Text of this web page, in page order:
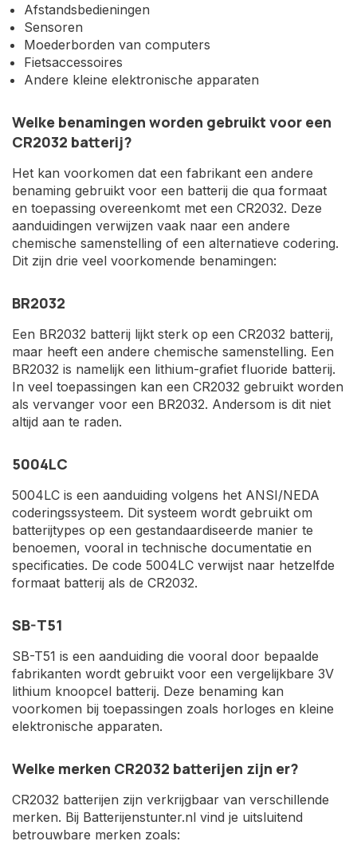
Afstandsbedieningen
Sensoren
Moederborden van computers
Fietsaccessoires
Andere kleine elektronische apparaten
Welke benamingen worden gebruikt voor een
CR2032 batterij?
Het kan voorkomen dat een fabrikant een andere
benaming gebruikt voor een batterij die qua formaat
en toepassing overeenkomt met een CR2032. Deze
aanduidingen verwijzen vaak naar een andere
chemische samenstelling of een alternatieve codering.
Dit zijn drie veel voorkomende benamingen:
BR2032
Een BR2032 batterij lijkt sterk op een CR2032 batterij,
maar heeft een andere chemische samenstelling. Een
BR2032 is namelijk een lithium-grafiet fluoride batterij.
In veel toepassingen kan een CR2032 gebruikt worden
als vervanger voor een BR2032. Andersom is dit niet
altijd aan te raden.
5004LC
5004LC is een aanduiding volgens het ANSI/NEDA
coderingssysteem. Dit systeem wordt gebruikt om
batterijtypes op een gestandaardiseerde manier te
benoemen, vooral in technische documentatie en
specificaties. De code 5004LC verwijst naar hetzelfde
formaat batterij als de CR2032.
SB-T51
SB-T51 is een aanduiding die vooral door bepaalde
fabrikanten wordt gebruikt voor een vergelijkbare 3V
lithium knoopcel batterij. Deze benaming kan
voorkomen bij toepassingen zoals horloges en kleine
elektronische apparaten.
Welke merken CR2032 batterijen zijn er?
CR2032 batterijen zijn verkrijgbaar van verschillende
merken. Bij Batterijenstunter.nl vind je uitsluitend
betrouwbare merken zoals: